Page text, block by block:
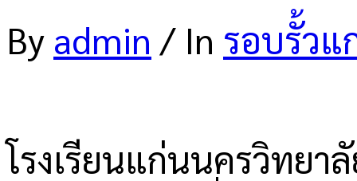
By admin / In รอบรั้ว
โรงเรียนแก่นนครวิทย